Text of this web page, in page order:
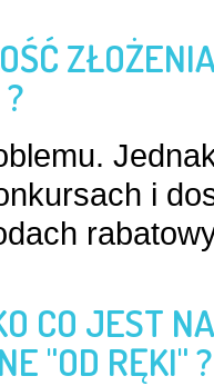
i
CO JEST
"OD RĘKI" ?